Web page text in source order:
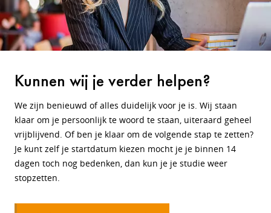
Kunnen wij je verder helpen?
We zijn benieuwd of alles duidelijk voor je is. Wij staan
klaar om je persoonlijk te woord te staan, uiteraard geheel
vrijblijvend. Of ben je klaar om de volgende stap te zetten?
Je kunt zelf je startdatum kiezen mocht je je binnen 14
dagen toch nog bedenken, dan kun je je studie weer
stopzetten.